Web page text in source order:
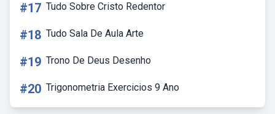
#17 Tudo Sobre Cristo Redentor
#18 Tudo Sala De Aula Arte
#19 Trono De Deus Desenho
#20 Trigonometria Exercicios 9 Ano